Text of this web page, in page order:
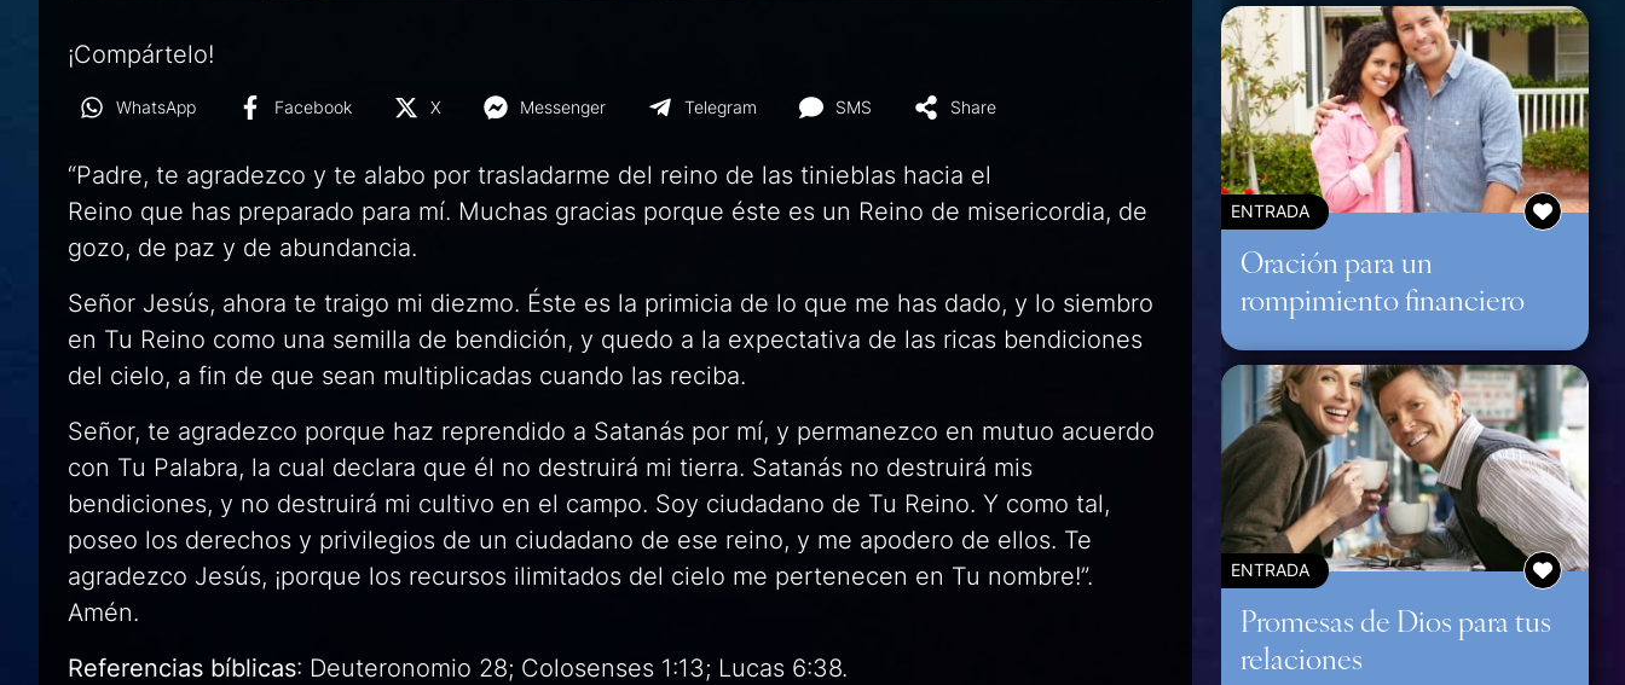
¡Compártelo!
WhatsApp Facebook X Messenger Telegram SMS Share
“Padre, te agradezco y te alabo por trasladarme del reino de las tinieblas hacia el
Reino que has preparado para mí. Muchas gracias porque éste es un Reino de misericordia, de
gozo, de paz y de abundancia.
Señor Jesús, ahora te traigo mi diezmo. Éste es la primicia de lo que me has dado, y lo siembro
en Tu Reino como una semilla de bendición, y quedo a la expectativa de las ricas bendiciones
del cielo, a fin de que sean multiplicadas cuando las reciba.
Señor, te agradezco porque haz reprendido a Satanás por mí, y permanezco en mutuo acuerdo
con Tu Palabra, la cual declara que él no destruirá mi tierra. Satanás no destruirá mis
bendiciones, y no destruirá mi cultivo en el campo. Soy ciudadano de Tu Reino. Y como tal,
poseo los derechos y privilegios de un ciudadano de ese reino, y me apodero de ellos. Te
agradezco Jesús, ¡porque los recursos ilimitados del cielo me pertenecen en Tu nombre!”.
Amén.
Referencias bíblicas: Deuteronomio 28; Colosenses 1:13; Lucas 6:38.
ENTRADA
Oración para un
rompimiento financiero
ENTRADA
Promesas de Dios para tus
relaciones